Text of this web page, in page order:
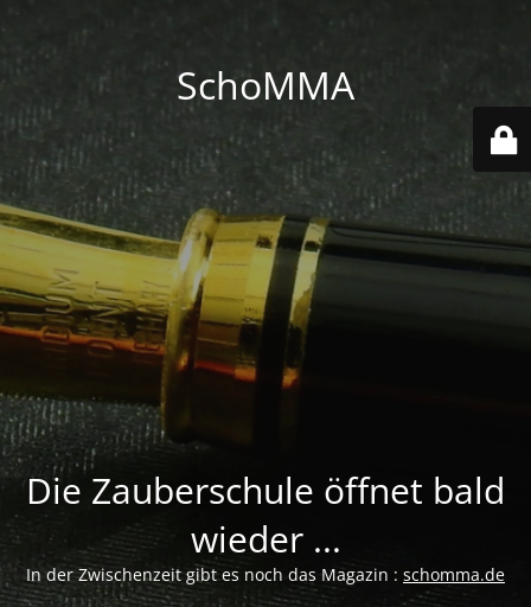
SchoMMA
Die Zauberschule öffnet bald
wieder ...
In der Zwischenzeit gibt es noch das Magazin : schomma.de